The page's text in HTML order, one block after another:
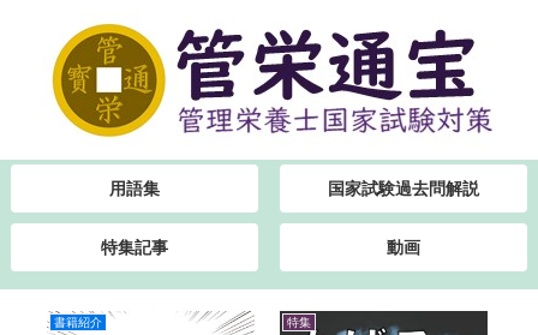
用語集 国家試験過去問解説
特集記事 動画
書籍紹介 特集